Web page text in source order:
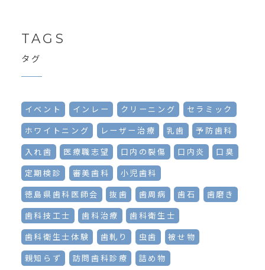
TAGS
タグ
イベント インレー クリーニング
セラミック
ホワイトニング
レーザー治療 乳歯
予防歯科
入れ歯
医療職志望 口内の裂傷 口内炎
口臭
定期検診
審美歯科
小児歯科
徳島県歯科医師会
抜歯 歯周病 歯石
歯磨き
歯科技工士
歯科治療
歯科衛生士
歯科衛生士体験
歯軋り 虫歯
被せ物
親知らず
訪問歯科診療
詰め物